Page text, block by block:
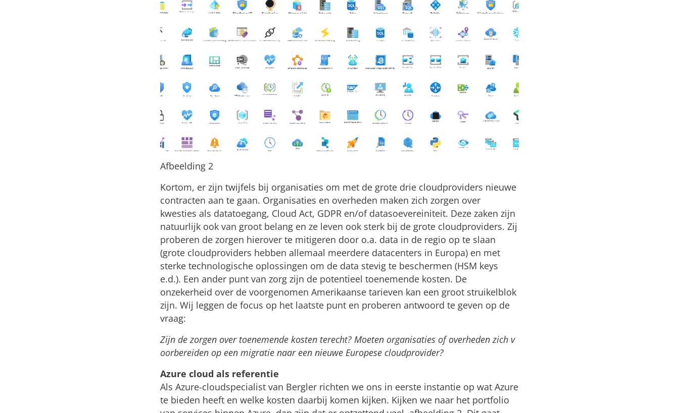
Afbeelding 2
Kortom, er zijn twijfels bij organisaties om met de grote drie cloudproviders nieuwe
contracten aan te gaan. Organisaties en overheden maken zich zorgen over
kwesties als datatoegang, Cloud Act, GDPR en/of datasoevereiniteit. Deze zaken zijn
natuurlijk ook van groot belang en ze leven ook sterk bij de grote cloudproviders. Zij
proberen de zorgen hierover te mitigeren door o.a. data in de regio op te slaan
(grote cloudproviders hebben allemaal meerdere datacenters in Europa) en met
sterke technologische oplossingen om de data stevig te beschermen (HSM keys
e.d.). Een ander punt van zorg zijn de potentieel toenemende kosten. De
onzekerheid over de voorgenomen Amerikaanse tarieven kan een groot struikelblok
zijn. Wij leggen de focus op het laatste punt en proberen antwoord te geven op de
vraag:
Zijn de zorgen over toenemende kosten terecht? Moeten organisaties of overheden zich v
oorbereiden op een migratie naar een nieuwe Europese cloudprovider?
Azure cloud als referentie
Als Azure-cloudspecialist van Bergler richten we ons in eerste instantie op wat Azure
te bieden heeft en welke kosten daarbij komen kijken. Kijken we naar het portfolio